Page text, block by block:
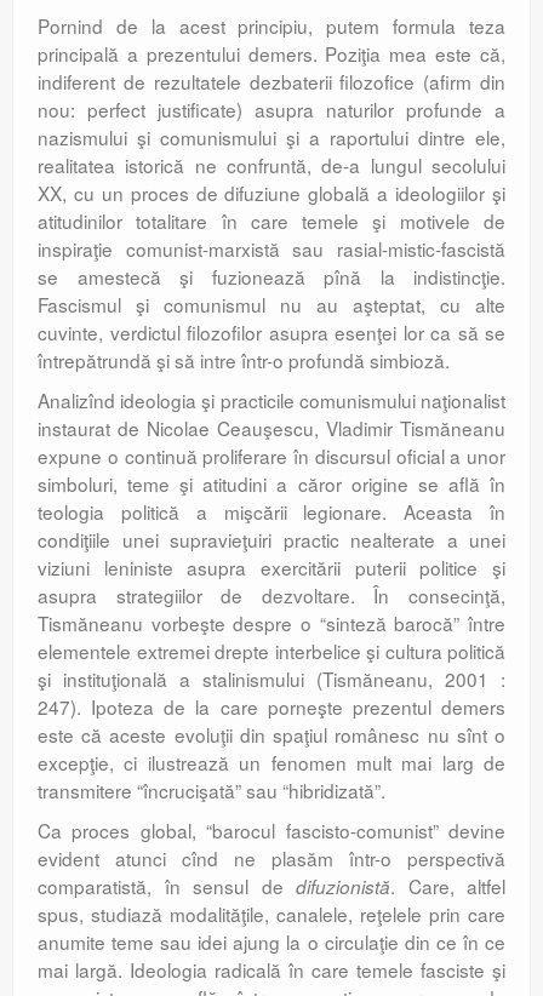
Pornind de la acest principiu, putem formula teza
principală a prezentului demers. Poziţia mea este că,
indiferent de rezultatele dezbaterii filozofice (afirm din
nou: perfect justificate) asupra naturilor profunde a
nazismului şi comunismului şi a raportului dintre ele,
realitatea istorică ne confruntă, de-a lungul secolului
XX, cu un proces de difuziune globală a ideologiilor şi
atitudinilor totalitare în care temele şi motivele de
inspiraţie comunist-marxistă sau rasial-mistic-fascistă
se amestecă şi fuzionează pînă la indistincţie.
Fascismul şi comunismul nu au aşteptat, cu alte
cuvinte, verdictul filozofilor asupra esenţei lor ca să se
întrepătrundă şi să intre într-o profundă simbioză.
Analizînd ideologia şi practicile comunismului naţionalist
instaurat de Nicolae Ceauşescu, Vladimir Tismăneanu
expune o continuă proliferare în discursul oficial a unor
simboluri, teme şi atitudini a căror origine se află în
teologia politică a mişcării legionare. Aceasta în
condiţiile unei supravieţuiri practic nealterate a unei
viziuni leniniste asupra exercitării puterii politice şi
asupra strategiilor de dezvoltare. În consecinţă,
Tismăneanu vorbeşte despre o “sinteză barocă” între
elementele extremei drepte interbelice şi cultura politică
şi instituţională a stalinismului (Tismăneanu, 2001 :
247). Ipoteza de la care porneşte prezentul demers
este că aceste evoluţii din spaţiul românesc nu sînt o
excepţie, ci ilustrează un fenomen mult mai larg de
transmitere “încrucişată” sau “hibridizată”.
Ca proces global, “barocul fascisto-comunist” devine
evident atunci cînd ne plasăm într-o perspectivă
comparatistă, în sensul de difuzionistă. Care, altfel
spus, studiază modalităţile, canalele, reţelele prin care
anumite teme sau idei ajung la o circulaţie din ce în ce
mai largă. Ideologia radicală în care temele fasciste şi